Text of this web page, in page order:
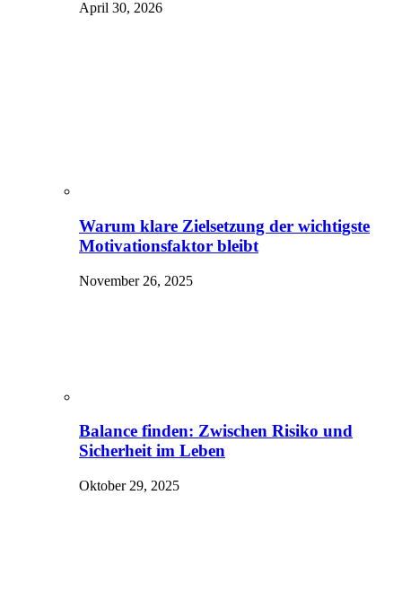
April 30, 2026
Warum klare Zielsetzung der wichtigste
Motivationsfaktor bleibt
November 26, 2025
Balance finden: Zwischen Risiko und
Sicherheit im Leben
Oktober 29, 2025